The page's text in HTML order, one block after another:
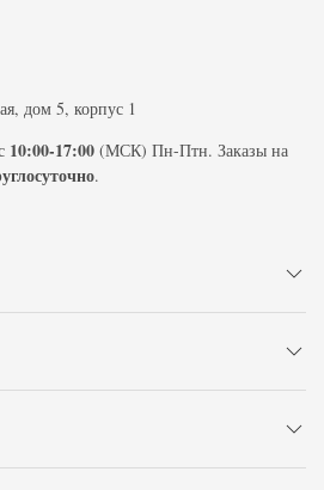
дом 5, корпус 1
10:00-17:00 (МСК) Пн-Птн. Заказы на
.